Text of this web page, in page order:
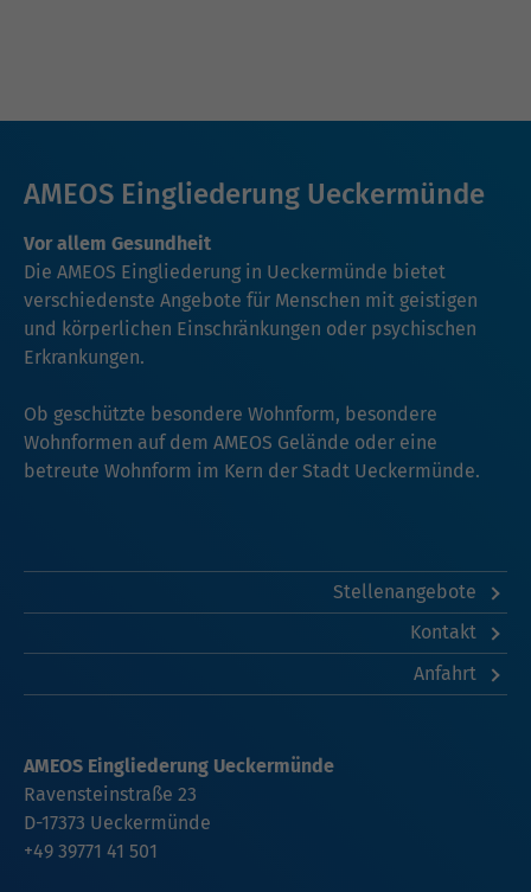
AMEOS Eingliederung Ueckermünde
Vor allem Gesundheit
Die AMEOS Eingliederung in Ueckermünde bietet
verschiedenste Angebote für Menschen mit geistigen
und körperlichen Einschränkungen oder psychischen
Erkrankungen.
Ob geschützte besondere Wohnform, besondere
Wohnformen auf dem AMEOS Gelände oder eine
betreute Wohnform im Kern der Stadt Ueckermünde.
Stellenangebote
Kontakt
Anfahrt
AMEOS Eingliederung Ueckermünde
Ravensteinstraße 23
D-17373 Ueckermünde
+49 39771 41 501